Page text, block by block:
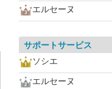
エルセーヌ
サポートサービス
ソシエ
エルセーヌ